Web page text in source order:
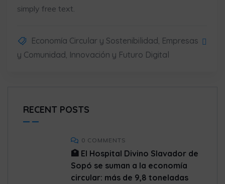
simply free text.
Economía Circular y Sostenibilidad, Empresas
y Comunidad, Innovación y Futuro Digital
RECENT POSTS
0 COMMENTS
🏥 El Hospital Divino Slavador de
Sopó se suman a la economía
circular: más de 9,8 toneladas